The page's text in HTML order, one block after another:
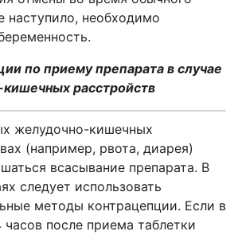
наступило, необходимо
по приему препарата в случае
расстройств
желудочно-кишечных
(например, рвота, диарея)
всасывание препарата. В
следует использовать
методы контрацепции. Если в
часов после приема таблетки